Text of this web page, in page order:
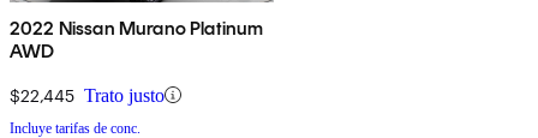
2022 Nissan Murano Platinum
AWD
$22,445 Trato justo
Incluye tarifas de conc.